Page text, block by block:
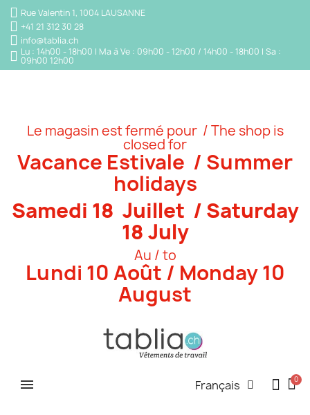
Rue Valentin 1, 1004 LAUSANNE
+41 21 312 30 28
info@tablia.ch
Lu : 14h00 - 18h00 | Ma à Ve : 09h00 - 12h00 / 14h00 - 18h00 | Sa :
09h00 12h00
Le magasin est fermé pour / The shop is
closed for
Vacance Estivale / Summer
holidays
Samedi 18 Juillet / Saturday
18 July
Au / to
Lundi 10 Août / Monday 10
August
Français